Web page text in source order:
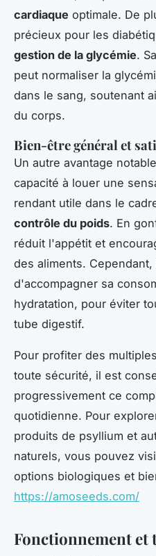
cardiaque optimale. De
précieux pour les
gestion de la glycémie.
peut normaliser la
dans le sang, soutenant
du corps.
Bien-être général et
Un autre avantage
capacité à louer une
rendant utile dans le
contrôle du poids. En
réduit l'appétit et
des aliments.
d'accompagner sa
hydratation, pour éviter
tube digestif.
Pour profiter des multiples
toute sécurité, il est
progressivement ce
quotidienne. Pour
produits de psyllium et
naturels, vous pouvez
options biologiques et
https://amoseeds.com/
Fonctionnement et